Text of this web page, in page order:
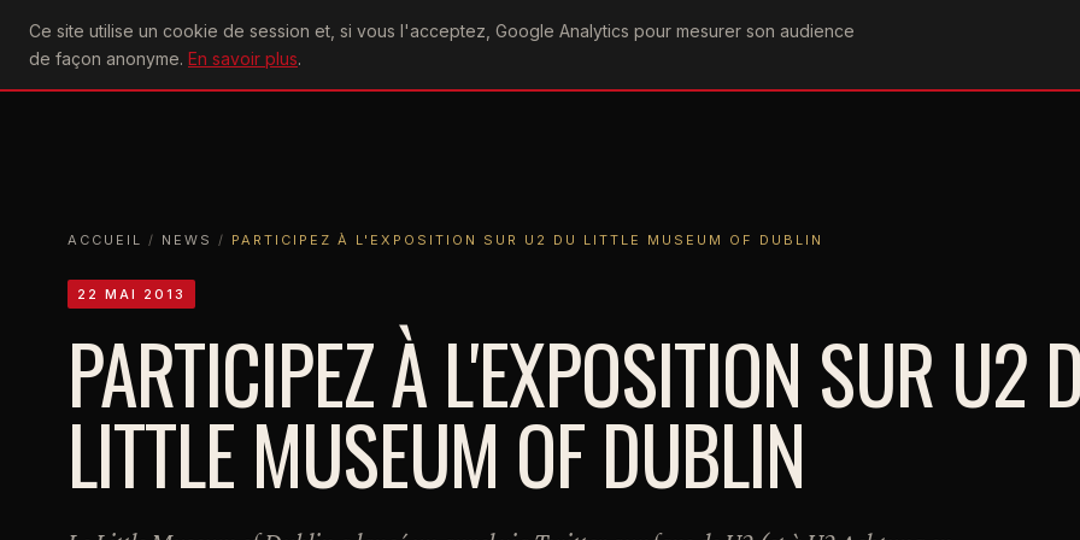
Ce site utilise un cookie de session et, si vous l'acceptez, Google Analytics pour mesurer son audience
de façon anonyme. En savoir plus.
U2achtung
ACCUEIL
ACTU CONCERTS DISCOGRAPHIEPAROLESVIDÉOGRAPHIEFORUMS
ACCUEIL / NEWS / PARTICIPEZ À L'EXPOSITION SUR U2 DU LITTLE MUSEUM OF DUBLIN
22 MAI 2013
PARTICIPEZ À L'EXPOSITION SUR U2
LITTLE MUSEUM OF DUBLIN